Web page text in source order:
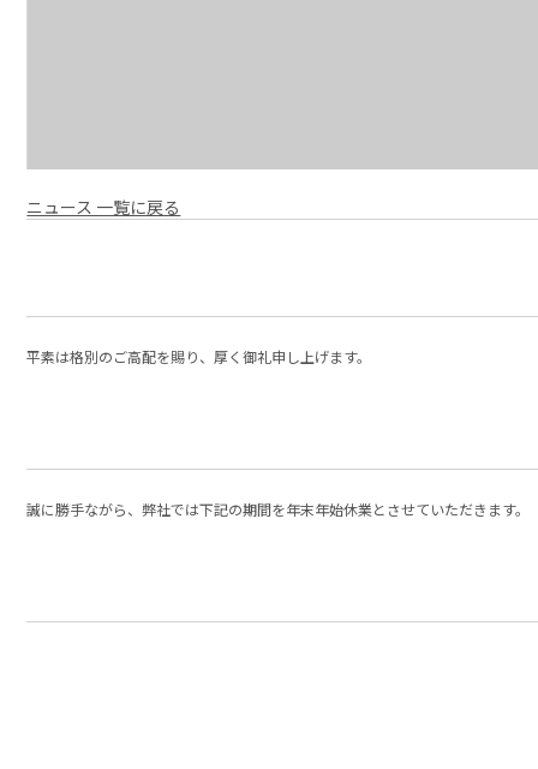
ニュース 一覧に戻る
平素は格別のご高配を賜り、厚く御礼申し上げます。
誠に勝手ながら、弊社では下記の期間を年末年始休業とさせていただきます。